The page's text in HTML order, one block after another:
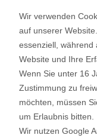
Impressum
Datenschutz
Wir verwenden
auf unserer
essenziell, während
Website und Ihre
Wenn Sie unter 16
Zustimmung zu
möchten, müssen
um Erlaubnis bitten.
Wir nutzen Google